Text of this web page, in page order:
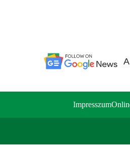
Impresszum